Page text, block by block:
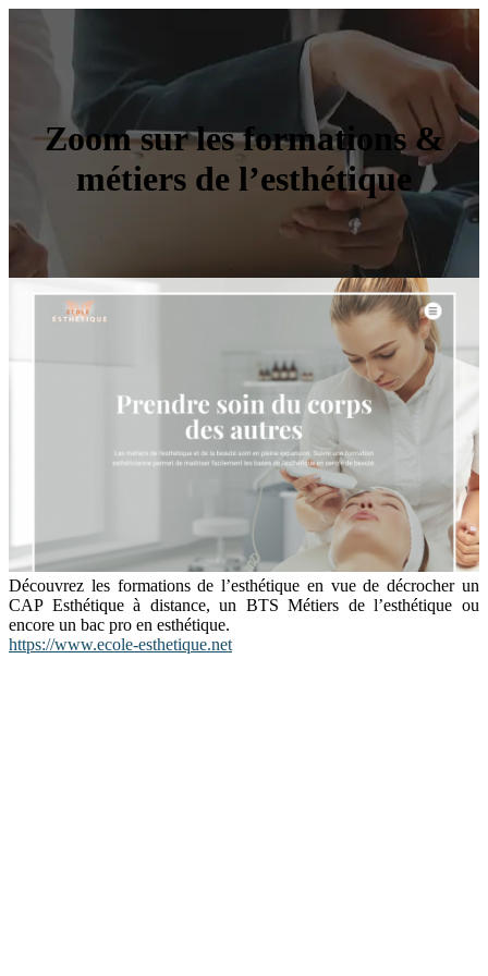
Zoom sur les formations &
métiers de l’esthétique
Découvrez les formations de l’esthétique en vue de décrocher un
CAP Esthétique à distance, un BTS Métiers de l’esthétique ou
encore un bac pro en esthétique.
https://www.ecole-esthetique.net